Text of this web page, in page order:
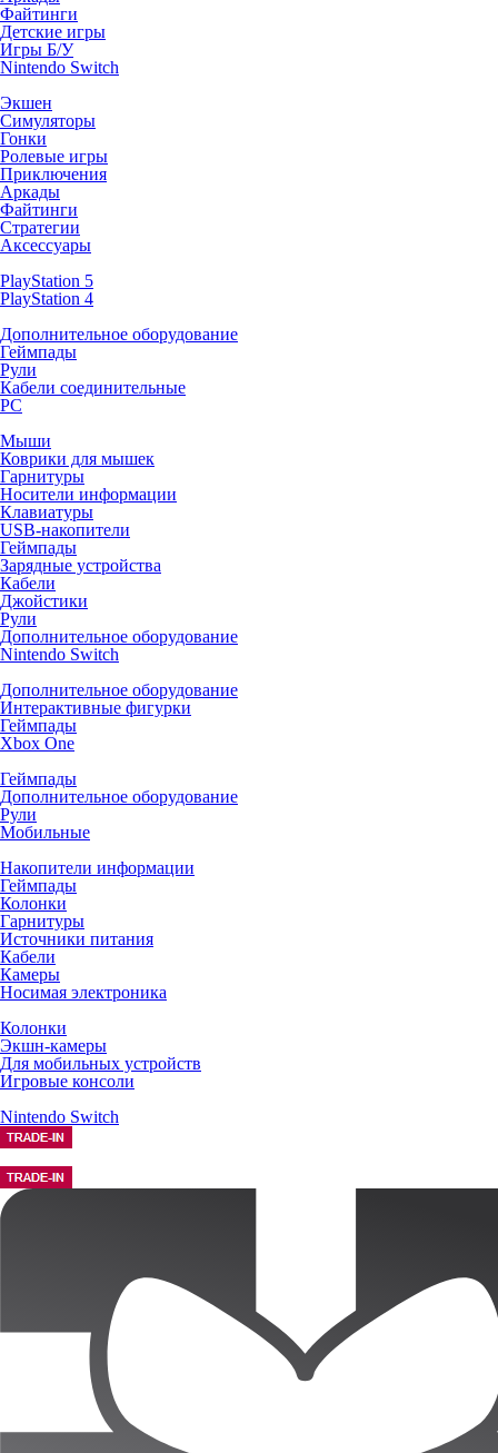
Файтинги
Детские игры
Игры Б/У
Nintendo Switch
Экшен
Симуляторы
Гонки
Ролевые игры
Приключения
Аркады
Файтинги
Стратегии
Аксессуары
PlayStation 5
PlayStation 4
Дополнительное оборудование
Геймпады
Рули
Кабели соединительные
PC
Мыши
Коврики для мышек
Гарнитуры
Носители информации
Клавиатуры
USB-накопители
Геймпады
Зарядные устройства
Кабели
Джойстики
Рули
Дополнительное оборудование
Nintendo Switch
Дополнительное оборудование
Интерактивные фигурки
Геймпады
Xbox One
Геймпады
Дополнительное оборудование
Рули
Мобильные
Накопители информации
Геймпады
Колонки
Гарнитуры
Источники питания
Кабели
Камеры
Носимая электроника
Колонки
Экшн-камеры
Для мобильных устройств
Игровые консоли
Nintendo Switch